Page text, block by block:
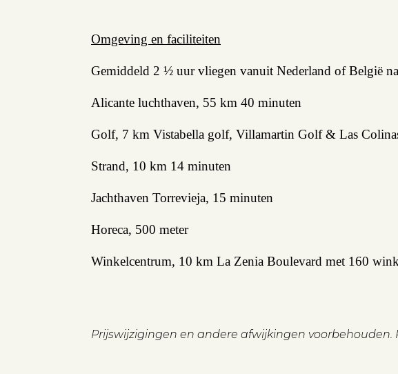
Beheren
Projectbegeleiding
Zoeken
Spanje
Omgeving en faciliteiten
Gemiddeld 2 ½ uur vliegen vanuit Nederland of België
Alicante luchthaven, 55 km 40 minuten
Golf, 7 km Vistabella golf, Villamartin Golf & Las
Strand, 10 km 14 minuten
Jachthaven Torrevieja, 15 minuten
Horeca, 500 meter
Winkelcentrum, 10 km La Zenia Boulevard met 160
Prijswijzigingen en andere afwijkingen